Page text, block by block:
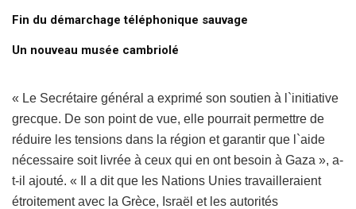
Fin du démarchage téléphonique sauvage
Un nouveau musée cambriolé
« Le Secrétaire général a exprimé son soutien à l`initiative
grecque. De son point de vue, elle pourrait permettre de
réduire les tensions dans la région et garantir que l`aide
nécessaire soit livrée à ceux qui en ont besoin à Gaza », a-
t-il ajouté. « Il a dit que les Nations Unies travailleraient
étroitement avec la Grèce, Israël et les autorités